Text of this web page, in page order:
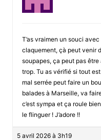
T’as vraimen un souci
claquement, çà peut venir
soupapes, ça peut pas être
trop. Tu as vérifié si tout
mal serrée peut faire un
balades à Marseille, va
c’est sympa et ça roule
le flinguer ! J’adore !!
5 avril 2026 à 3h19